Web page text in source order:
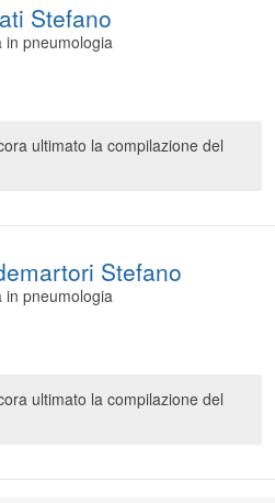
Stefano
in pneumologia
ultimato la compilazione del
Stefano
in pneumologia
ultimato la compilazione del